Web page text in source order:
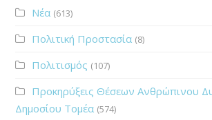
Νέα (613)
Πολιτική Προστασία (8)
Πολιτισμός (107)
Προκηρύξεις Θέσεων Ανθρώπινου
Δημοσίου Τομέα (574)